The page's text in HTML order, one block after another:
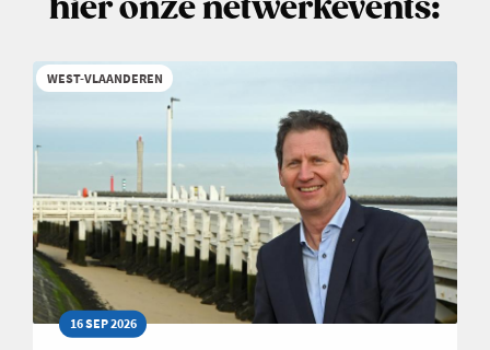
hier onze netwerkevents:
WEST-VLAANDEREN
16 SEP 2026